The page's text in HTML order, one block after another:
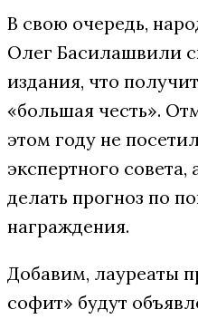
В свою очередь,
Олег Басилашвили
издания, что
«большая честь».
этом году не
экспертного совета,
делать прогноз по
награждения.
Добавим, лауреаты
софит» будут